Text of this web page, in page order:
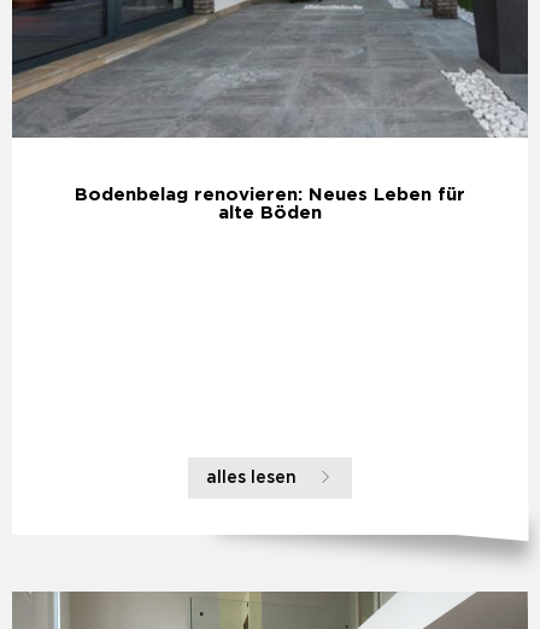
Bodenbelag renovieren: Neues Leben für
alte Böden
alles lesen